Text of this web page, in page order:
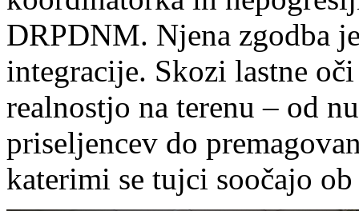
DRPDNM. Njena zgodba
integracije. Skozi lastne
realnostjo na terenu – od
priseljencev do
katerimi se tujci soočajo